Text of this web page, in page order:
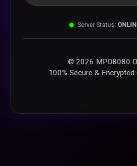
Server Status:
© 2026 MPO8080
100% Secure & Encrypted